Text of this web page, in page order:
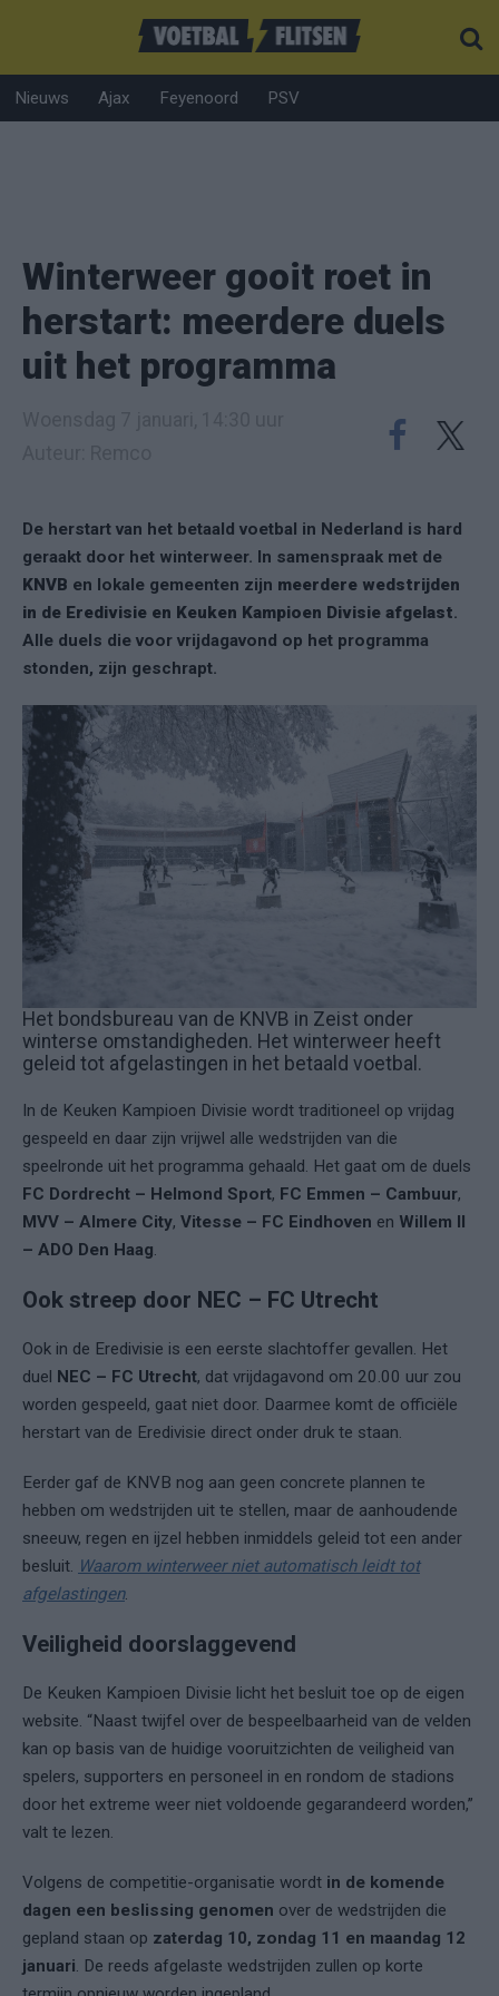
Nieuws Ajax Feyenoord PSV
Winterweer gooit roet in
herstart: meerdere duels
uit het programma
De herstart van het betaald voetbal in Nederland is hard
geraakt door het winterweer. In samenspraak met de
KNVB en lokale gemeenten zijn meerdere wedstrijden
in de Eredivisie en Keuken Kampioen Divisie afgelast.
Alle duels die voor vrijdagavond op het programma
stonden, zijn geschrapt.
Het bondsbureau van de KNVB in Zeist onder
winterse omstandigheden. Het winterweer heeft
geleid tot afgelastingen in het betaald voetbal.
In de Keuken Kampioen Divisie wordt traditioneel op vrijdag
gespeeld en daar zijn vrijwel alle wedstrijden van die
speelronde uit het programma gehaald. Het gaat om de duels
FC Dordrecht – Helmond Sport, FC Emmen – Cambuur,
MVV – Almere City, Vitesse – FC Eindhoven en Willem II
– ADO Den Haag.
Ook streep door NEC – FC Utrecht
Ook in de Eredivisie is een eerste slachtoffer gevallen. Het
duel NEC – FC Utrecht, dat vrijdagavond om 20.00 uur zou
worden gespeeld, gaat niet door. Daarmee komt de officiële
herstart van de Eredivisie direct onder druk te staan.
Eerder gaf de KNVB nog aan geen concrete plannen te
hebben om wedstrijden uit te stellen, maar de aanhoudende
sneeuw, regen en ijzel hebben inmiddels geleid tot een ander
besluit. Waarom winterweer niet automatisch leidt tot
afgelastingen.
Veiligheid doorslaggevend
De Keuken Kampioen Divisie licht het besluit toe op de eigen
website. “Naast twijfel over de bespeelbaarheid van de velden
kan op basis van de huidige vooruitzichten de veiligheid van
spelers, supporters en personeel in en rondom de stadions
door het extreme weer niet voldoende gegarandeerd worden,”
valt te lezen.
Volgens de competitie-organisatie wordt in de komende
dagen een beslissing genomen over de wedstrijden die
gepland staan op zaterdag 10, zondag 11 en maandag 12
januari. De reeds afgelaste wedstrijden zullen op korte